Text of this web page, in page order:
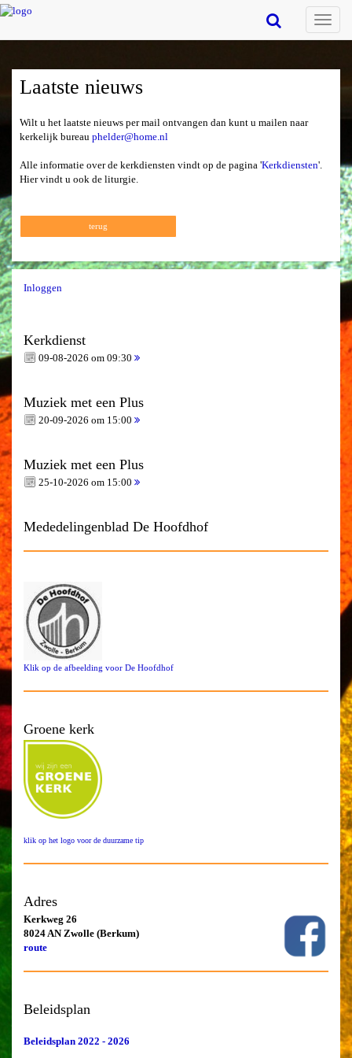
Toggle
Laatste nieuws
Wilt u het laatste nieuws per mail ontvangen dan kunt u mailen naar
kerkelijk bureauphelder@home.nl
Alle informatie over de kerkdiensten vindt op de pagina 'Kerkdiensten'.
Hier vindt u ook de liturgie.
terug
Inloggen
Kerkdienst
09-08-2026 om 09:30
Muziek met een Plus
20-09-2026 om 15:00
Muziek met een Plus
25-10-2026 om 15:00
Mededelingenblad De Hoofdhof
Klik op de afbeelding voor De Hoofdhof
Groene kerk
klik op het logo voor de duurzame tip
Adres
Kerkweg 26
8024 AN Zwolle (Berkum)
route
Beleidsplan
Beleidsplan 2022 - 2026